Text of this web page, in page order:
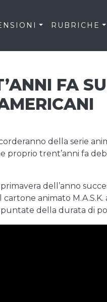
RUBRICHE
FA
della serie
proprio trent’anni fa
dell’anno
animato
della durata di